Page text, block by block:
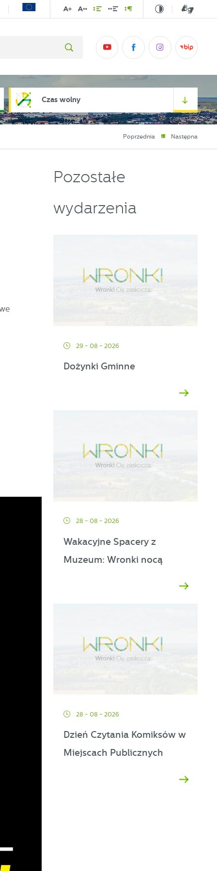
Czas wolny
Poprzednia Następna
Pozostałe
wydarzenia
29 - 08 - 2026
Dożynki Gminne
28 - 08 - 2026
Wakacyjne Spacery z
Muzeum: Wronki nocą
28 - 08 - 2026
Dzień Czytania Komiksów w
Miejscach Publicznych